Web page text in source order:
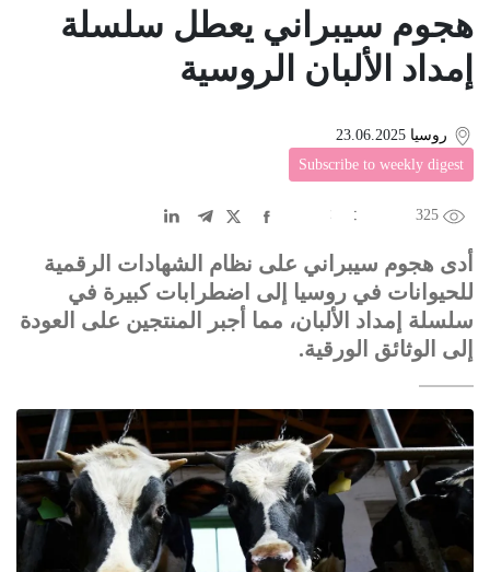
هجوم سيبراني يعطل سلسلة
إمداد الألبان الروسية
روسيا 23.06.2025
Subscribe to weekly digest
325
中文
DE عربى
أدى هجوم سيبراني على نظام الشهادات الرقمية
للحيوانات في روسيا إلى اضطرابات كبيرة في
سلسلة إمداد الألبان، مما أجبر المنتجين على العودة
إلى الوثائق الورقية.